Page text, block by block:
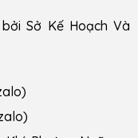
Sở Kế Hoạch Và